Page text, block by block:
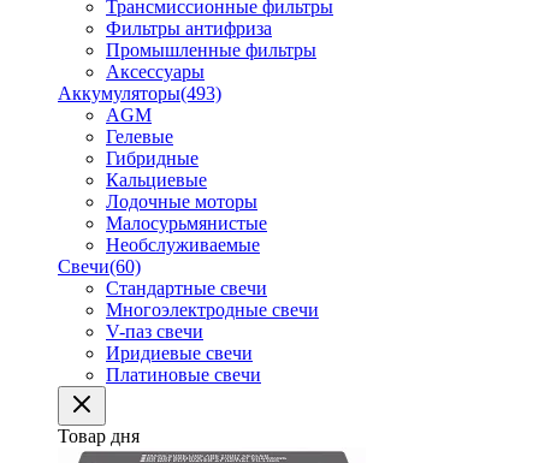
Трансмиссионные фильтры
Фильтры антифриза
Промышленные фильтры
Аксессуары
Аккумуляторы(493)
AGM
Гелевые
Гибридные
Кальциевые
Лодочные моторы
Малосурьмянистые
Необслуживаемые
Свечи(60)
Стандартные свечи
Многоэлектродные свечи
V-паз свечи
Иридиевые свечи
Платиновые свечи
Товар дня